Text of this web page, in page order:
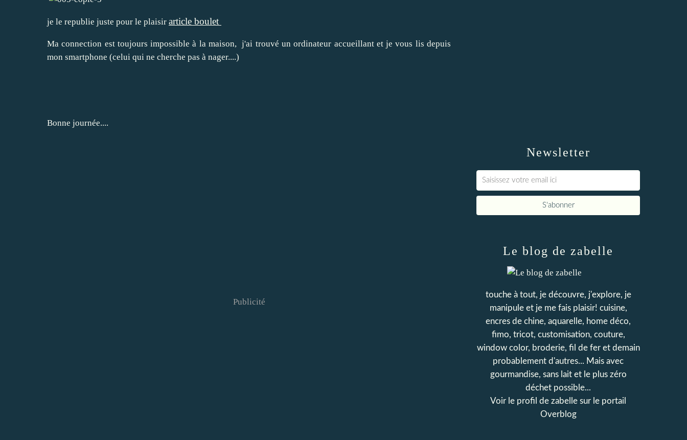
je le republie juste pour le plaisir article boulet
Ma connection est toujours impossible à la maison, j'ai trouvé un ordinateur accueillant et je vous lis depuis
mon smartphone (celui qui ne cherche pas à nager....)
Bonne journée....
Publicité
Newsletter
Le blog de zabelle
touche à tout, je découvre, j'explore, je
manipule et je me fais plaisir! cuisine,
encres de chine, aquarelle, home déco,
fimo, tricot, customisation, couture,
window color, broderie, fil de fer et demain
probablement d'autres... Mais avec
gourmandise, sans lait et le plus zéro
déchet possible...
Voir le profil de zabelle sur le portail
Overblog